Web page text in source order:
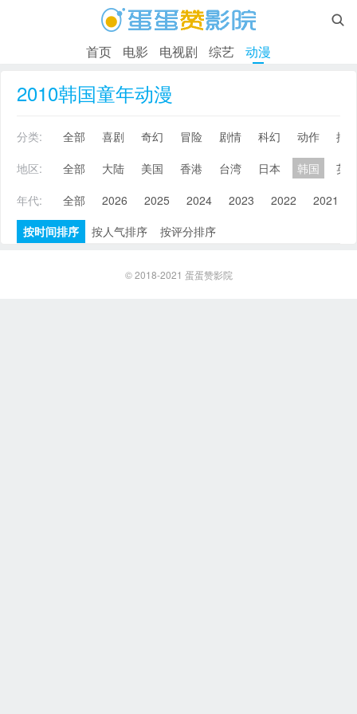

首页 电影 电视剧 综艺 动漫
2010韩国童年动漫
分类: 全部 喜剧 奇幻 冒险 剧情 科幻 动作
搞
地区:
全部 大陆 美国 香港 台湾 日本 韩国
英
年代:
全部 2026 2025 2024 2023 2022 2021
按时间排序
按人气排序 按评分排序
© 2018-2021 蛋蛋赞影院